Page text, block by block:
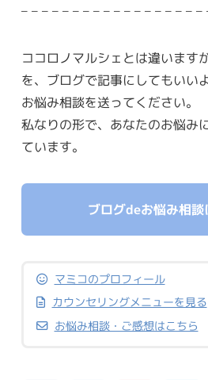
– – – – – – – – – – – – – – – – – –
ココロノマルシェとは違います
を、ブログで記事にしてもいい
お悩み相談を送ってください。
私なりの形で、あなたのお悩み
ています。
ブログdeお悩み相談
マミコのプロフィール
カウンセリングメニューを見る
お悩み相談・ご感想はこちら